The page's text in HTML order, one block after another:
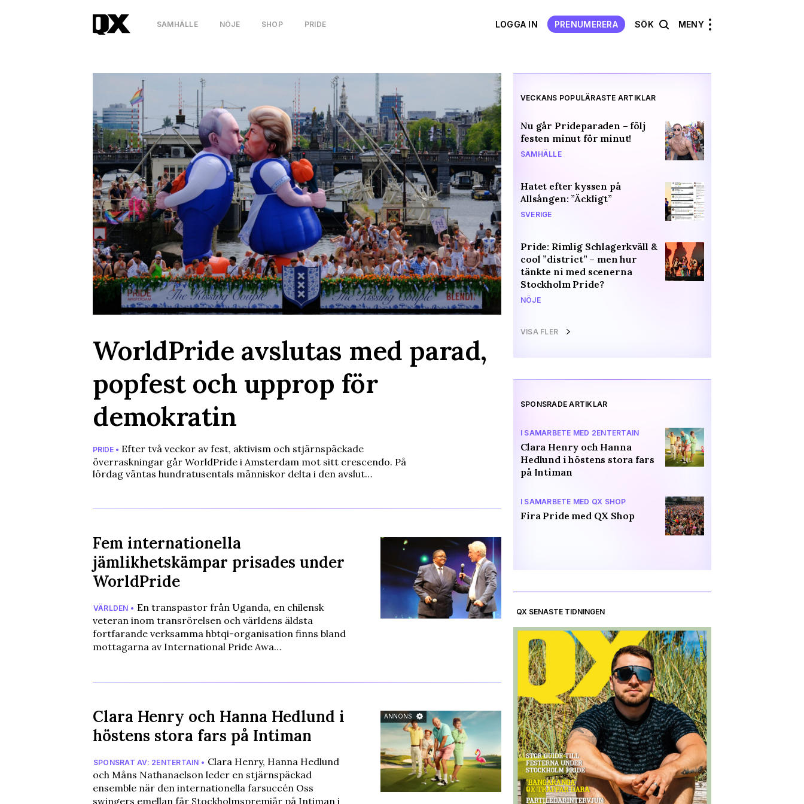
SAMHÄLLE NÖJE SHOP PRIDE LOGGA IN PRENUMERERA SÖK MENY
WorldPride avslutas med parad,
popfest och upprop för
demokratin
PRIDE • Efter två veckor av fest, aktivism och stjärnspäckade
överraskningar går WorldPride i Amsterdam mot sitt crescendo. På
lördag väntas hundratusentals människor delta i den avslut…
Fem internationella
jämlikhetskämpar prisades under
WorldPride
VÄRLDEN • En transpastor från Uganda, en chilensk
veteran inom transrörelsen och världens äldsta
fortfarande verksamma hbtqi-organisation finns bland
mottagarna av International Pride Awa…
ANNONS
Clara Henry och Hanna Hedlund i
höstens stora fars på Intiman
SPONSRAT AV: 2ENTERTAIN • Clara Henry, Hanna Hedlund
och Måns Nathanaelson leder en stjärnspäckad
ensemble när den internationella farsuccén Oss
swingers emellan får Stockholmspremiär på Intiman i
VECKANS POPULÄRASTE ARTIKLAR
Nu går Prideparaden – följ
festen minut för minut!
SAMHÄLLE
Hatet efter kyssen på
Allsången: ”Äckligt”
SVERIGE
Pride: Rimlig Schlagerkväll &
cool ”district” – men hur
tänkte ni med scenerna
Stockholm Pride?
NÖJE
VISA FLER
SPONSRADE ARTIKLAR
I SAMARBETE MED 2ENTERTAIN
Clara Henry och Hanna
Hedlund i höstens stora fars
på Intiman
I SAMARBETE MED QX SHOP
Fira Pride med QX Shop
QX SENASTE TIDNINGEN